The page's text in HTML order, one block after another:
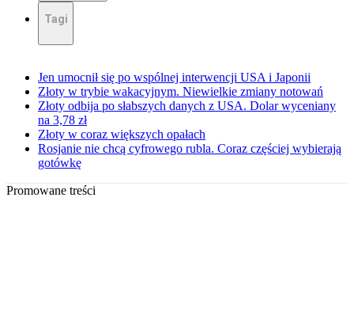
Tagi
Jen umocnił się po wspólnej interwencji USA i Japonii
Złoty w trybie wakacyjnym. Niewielkie zmiany notowań
Złoty odbija po słabszych danych z USA. Dolar wyceniany
na 3,78 zł
Złoty w coraz większych opałach
Rosjanie nie chcą cyfrowego rubla. Coraz częściej wybierają
gotówkę
Promowane treści